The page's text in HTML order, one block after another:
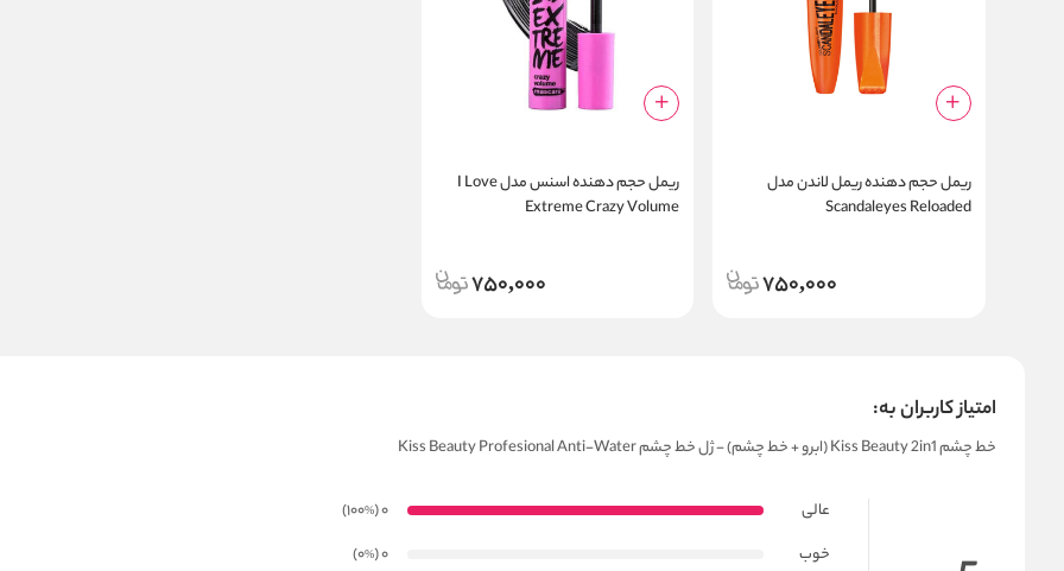
ریمل حجم دهنده ریمل لاندن مدل
Scandaleyes Reloaded
750,000
ریمل حجم دهنده اسنس مدل I Love
Extreme Crazy Volume
750,000
امتیاز کاربران به:
خط چشم Kiss Beauty 2in1 (ابرو + خط چشم) - ژل خط چشم Kiss Beauty Profesional Anti-Water
عالی 0
(100
%
)
خوب
0
(0
%
)